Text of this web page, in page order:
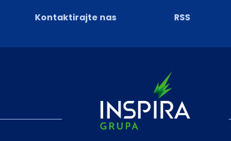
Kontaktirajte nas RSS